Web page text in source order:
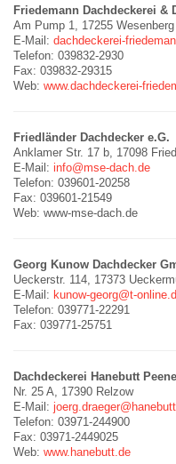
Friedemann Dachdeckerei &
Am Pump 1, 17255 Wesenberg
E-Mail: dachdeckerei-
Telefon: 039832-2930
Fax: 039832-29315
Web: www.dachdeckerei-
Friedländer Dachdecker e.G.
Anklamer Str. 17 b, 17098
E-Mail: info@mse-dach.de
Telefon: 039601-20258
Fax: 039601-21549
Web: www-mse-dach.de
Georg Kunow Dachdecker
Ueckerstr. 114, 17373
E-Mail: kunow-georg@t-
Telefon: 039771-22291
Fax: 039771-25751
Dachdeckerei Hanebutt
Nr. 25 A, 17390 Relzow
E-Mail:
Telefon: 03971-244900
Fax: 03971-2449025
Web: www.hanebutt.de